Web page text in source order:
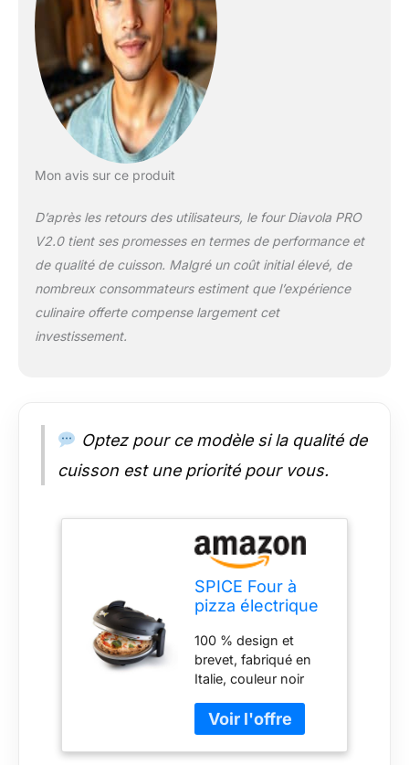
diamètre de 34 cm,
épaisseur de 2 cm
Thermomètre intégré
pour contrôle de la
température
Mon avis sur ce produit
D’après les retours des utilisateurs, le four Diavola PRO
V2.0 tient ses promesses en termes de performance et
de qualité de cuisson. Malgré un coût initial élevé, de
nombreux consommateurs estiment que l’expérience
culinaire offerte compense largement cet
investissement.
Optez pour ce modèle si la qualité de
cuisson est une priorité pour vous.
SPICE Four à
pizza électrique
V2.0 100%
design et brevet
fabriqué en
Italie, biscuit de
Casapulla,
couleur noir mat
100 % design et
brevet, fabriqué en
Italie, couleur noir
Puissance
augmentée 2000 W,
1400 W supérieure,